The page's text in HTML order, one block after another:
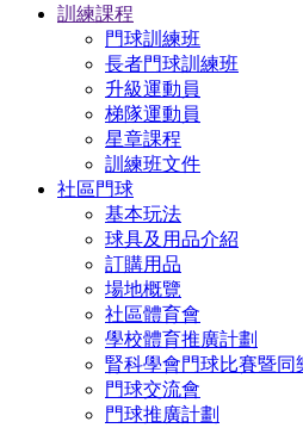
訓練課程
門球訓練班
長者門球訓練班
升級運動員
梯隊運動員
星章課程
訓練班文件
社區門球
基本玩法
球具及用品介紹
訂購用品
場地概覽
社區體育會
學校體育推廣計劃
腎科學會門球比賽暨同
門球交流會
門球推廣計劃